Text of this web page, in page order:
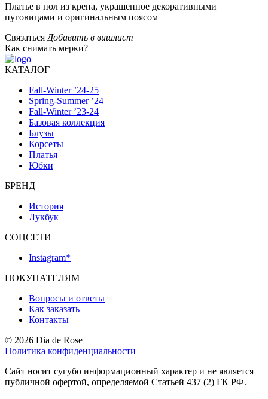
Платье в пол из крепа, украшенное декоративными
пуговицами и оригинальным поясом
Связаться Добавить в вишлист
Как снимать мерки?
КАТАЛОГ
Fall-Winter ’24-25
Spring-Summer ’24
Fall-Winter ’23-24
Базовая коллекция
Блузы
Корсеты
Платья
Юбки
БРЕНД
История
Лукбук
СОЦСЕТИ
Instagram*
ПОКУПАТЕЛЯМ
Вопросы и ответы
Как заказать
Контакты
© 2026 Dia de Rose
Политика конфиденциальности
Сайт носит сугубо информационный характер и не является
публичной офертой, определяемой Статьей 437 (2) ГК РФ.